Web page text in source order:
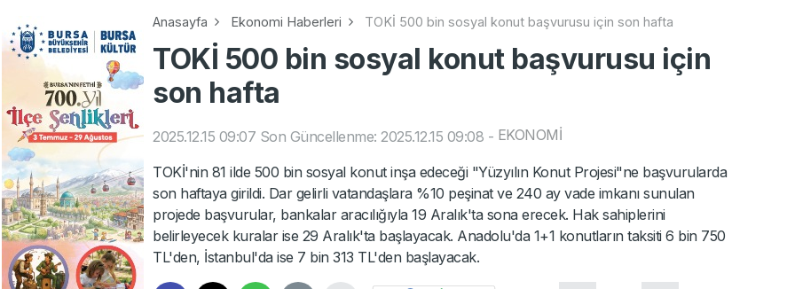
Anasayfa Ekonomi Haberleri TOKİ 500 bin sosyal konut başvurusu için son hafta
TOKİ 500 bin sosyal konut başvurusu için
son hafta
2025.12.15 09:07 Son Güncellenme: 2025.12.15 09:08 - EKONOMİ
TOKİ'nin 81 ilde 500 bin sosyal konut inşa edeceği "Yüzyılın Konut Projesi"ne başvurularda
son haftaya girildi. Dar gelirli vatandaşlara %10 peşinat ve 240 ay vade imkanı sunulan
projede başvurular, bankalar aracılığıyla 19 Aralık'ta sona erecek. Hak sahiplerini
belirleyecek kuralar ise 29 Aralık'ta başlayacak. Anadolu'da 1+1 konutların taksiti 6 bin 750
TL'den, İstanbul'da ise 7 bin 313 TL'den başlayacak.